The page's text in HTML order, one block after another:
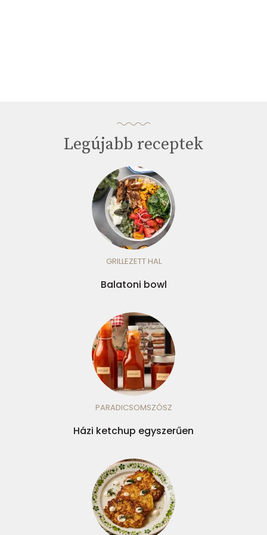
Legújabb receptek
GRILLEZETT HAL
Balatoni bowl
PARADICSOMSZÓSZ
Házi ketchup egyszerűen